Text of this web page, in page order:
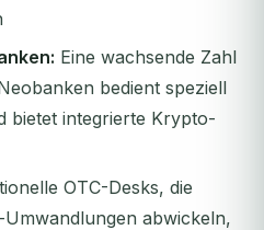
Eine wachsende Zahl
bedient speziell
bietet integrierte Krypto-
OTC-Desks, die
abwickeln,